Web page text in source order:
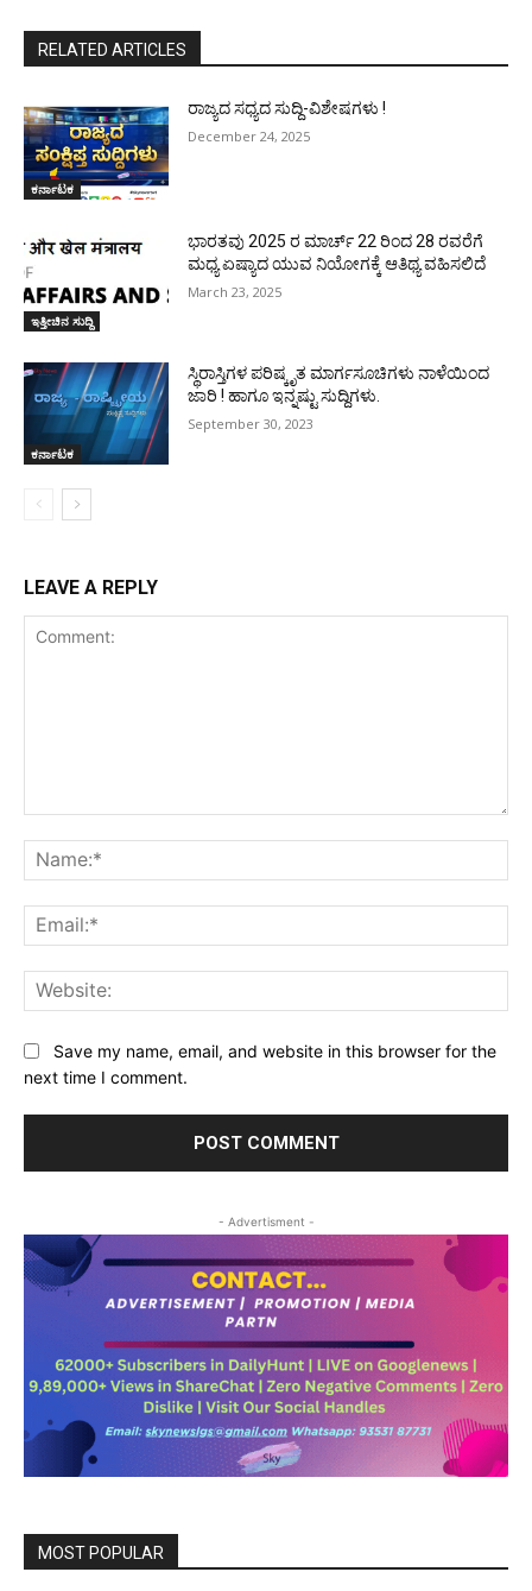
RELATED ARTICLES
ಕರ್ನಾಟಕ
ರಾಜ್ಯದ ಸಧ್ಯದ ಸುದ್ದಿ-ವಿಶೇಷಗಳು !
December 24, 2025
ಇತ್ತೀಚಿನ ಸುದ್ದಿ
ಭಾರತವು 2025 ರ ಮಾರ್ಚ್ 22 ರಿಂದ 28 ರವರೆಗೆ
ಮಧ್ಯ ಏಷ್ಯಾದ ಯುವ ನಿಯೋಗಕ್ಕೆ ಆತಿಥ್ಯ ವಹಿಸಲಿದೆ
March 23, 2025
ಕರ್ನಾಟಕ
ಸ್ಥಿರಾಸ್ತಿಗಳ ಪರಿಷ್ಕೃತ ಮಾರ್ಗಸೂಚಿಗಳು ನಾಳೆಯಿಂದ
ಜಾರಿ ! ಹಾಗೂ ಇನ್ನಷ್ಟು ಸುದ್ದಿಗಳು.
September 30, 2023
LEAVE A REPLY
Save my name, email, and website in this browser for the
next time I comment.
- Advertisment -
MOST POPULAR